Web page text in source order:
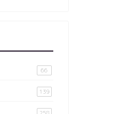
66
139